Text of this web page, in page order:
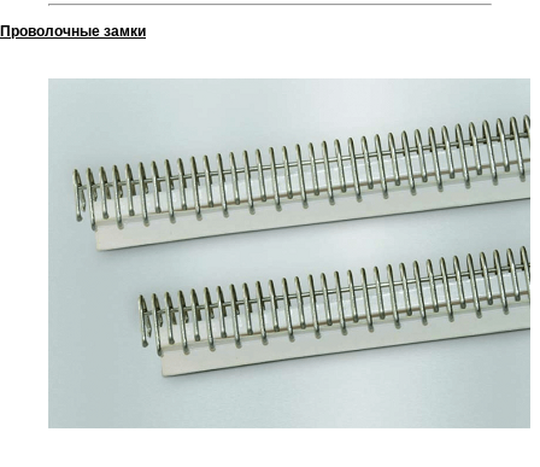
Проволочные замки